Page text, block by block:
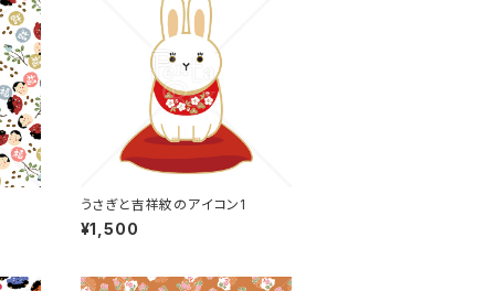
うさぎと吉祥紋のアイコン1
¥1,500